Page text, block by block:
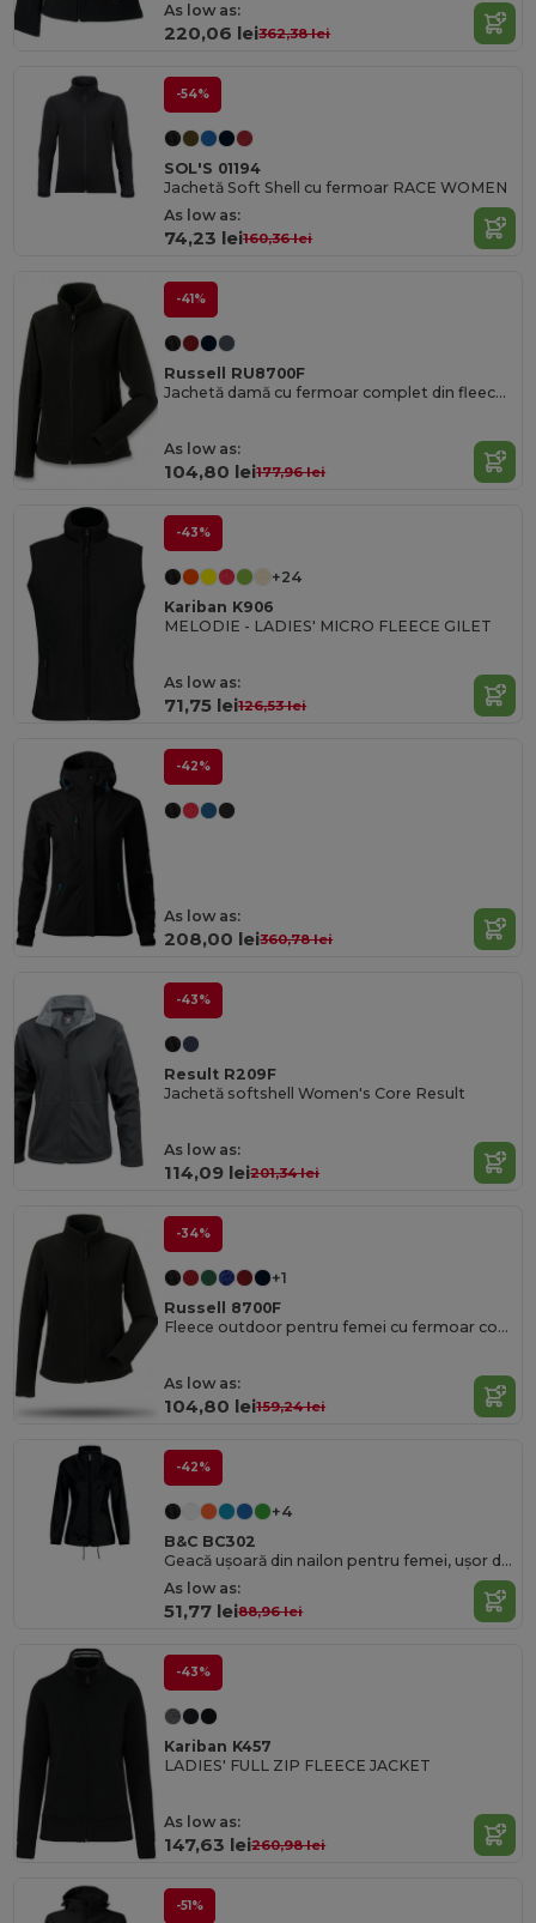
As low as:
220,06 lei362,38 lei
-54%
SOL'S 01194
Jachetă Soft Shell cu fermoar RACE WOMEN
As low as:
74,23 lei160,36 lei
-41%
Russell RU8700F
Jachetă damă cu fermoar complet din fleece pentru exterior
As low as:
104,80 lei177,96 lei
-43%
+24
Kariban K906
MELODIE - LADIES' MICRO FLEECE GILET
As low as:
71,75 lei126,53 lei
-42%
As low as:
208,00 lei360,78 lei
-43%
Result R209F
Jachetă softshell Women's Core Result
As low as:
114,09 lei201,34 lei
-34%
+1
Russell 8700F
Fleece outdoor pentru femei cu fermoar complet
As low as:
104,80 lei159,24 lei
-42%
+4
B&C BC302
Geacă ușoară din nailon pentru femei, ușor de împachetat
As low as:
51,77 lei88,96 lei
-43%
Kariban K457
LADIES' FULL ZIP FLEECE JACKET
As low as:
147,63 lei260,98 lei
-51%